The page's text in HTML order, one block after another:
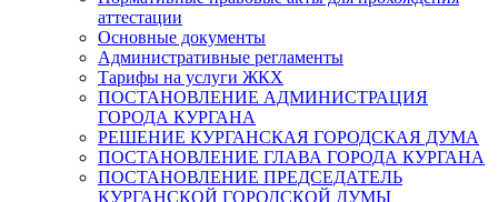
аттестации
Основные документы
Административные регламенты
Тарифы на услуги ЖКХ
ПОСТАНОВЛЕНИЕ АДМИНИСТРАЦИЯ
ГОРОДА КУРГАНА
РЕШЕНИЕ КУРГАНСКАЯ ГОРОДСКАЯ ДУМА
ПОСТАНОВЛЕНИЕ ГЛАВА ГОРОДА КУРГАНА
ПОСТАНОВЛЕНИЕ ПРЕДСЕДАТЕЛЬ
КУРГАНСКОЙ ГОРОДСКОЙ ДУМЫ